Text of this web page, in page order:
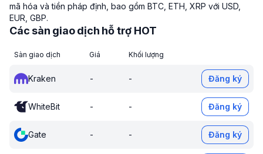
mã hóa và tiền pháp định, bao gồm BTC, ETH, XRP với USD,
EUR, GBP.
Các sàn giao dịch hỗ trợ HOT
Sàn giao dịch Giá Khối lượng
Kraken - - Đăng ký
WhiteBit - - Đăng ký
Gate - - Đăng ký